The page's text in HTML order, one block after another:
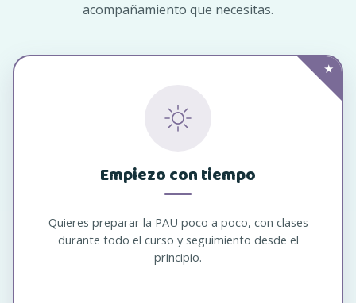
acompañamiento que necesitas.
★
Empiezo con tiempo
Quieres preparar la PAU poco a poco, con clases
durante todo el curso y seguimiento desde el
principio.